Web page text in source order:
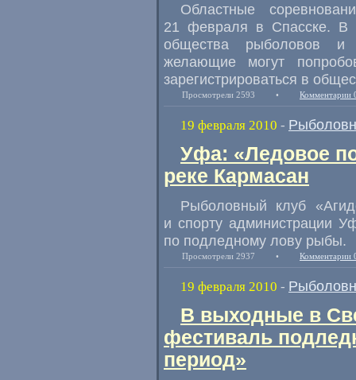
Областные
21 февраля в Спасске. В
общества рыболовов и
желающие могут
зарегистрироваться в
Просмотрели 2593 • Комментарии
19 февраля 2010 -
Уфа: «Ледовое
реке Кармасан
Рыболовный клуб
и спорту администрации
по подледному лову рыбы.
Просмотрели 2937 • Комментарии
19 февраля 2010 -
В выходные в
фестиваль
период»